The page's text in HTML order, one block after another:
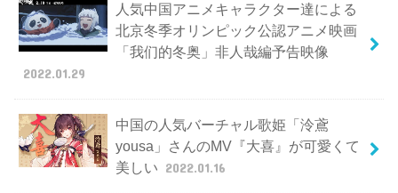
人気中国アニメキャラクター達による
北京冬季オリンピック公認アニメ映画
「我们的冬奥」非人哉編予告映像
2022.01.29
中国の人気バーチャル歌姫「泠鳶
yousa」さんのMV『大喜』が可愛くて
美しい 2022.01.16